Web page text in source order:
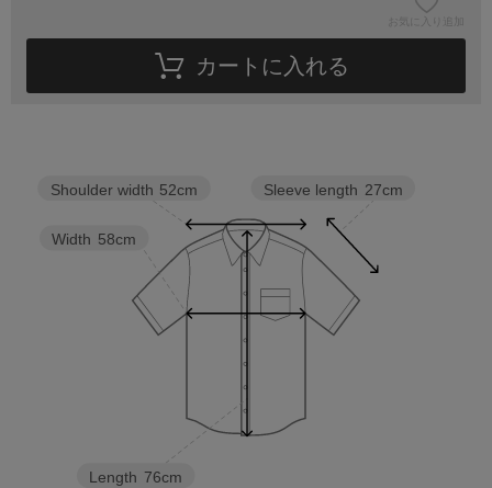
お気に入り追加
カートに入れる
Sleeve length 27cm
Length 76cm
Width 58cm
Shoulder width 52cm